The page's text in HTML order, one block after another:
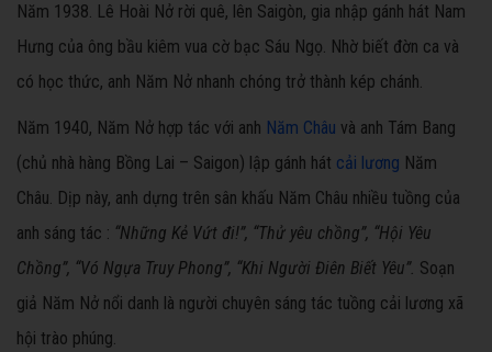
Năm 1938. Lê Hoài Nở rời quê, lên Saigòn, gia nhập gánh hát Nam
Hưng của ông bầu kiêm vua cờ bạc Sáu Ngọ. Nhờ biết đờn ca và
có học thức, anh Năm Nở nhanh chóng trở thành kép chánh.
Năm 1940, Năm Nở hợp tác với anh Năm Châu và anh Tám Bang
(chủ nhà hàng Bồng Lai – Saigon) lập gánh hát cải lương Năm
Châu. Dịp này, anh dựng trên sân khấu Năm Châu nhiều tuồng của
anh sáng tác : “Những Kẻ Vứt đi!”, “Thử yêu chồng”, “Hội Yêu
Chồng”, “Vó Ngựa Truy Phong”, “Khi Người Điên Biết Yêu”. Soạn
giả Năm Nở nổi danh là người chuyên sáng tác tuồng cải lương xã
hội trào phúng.